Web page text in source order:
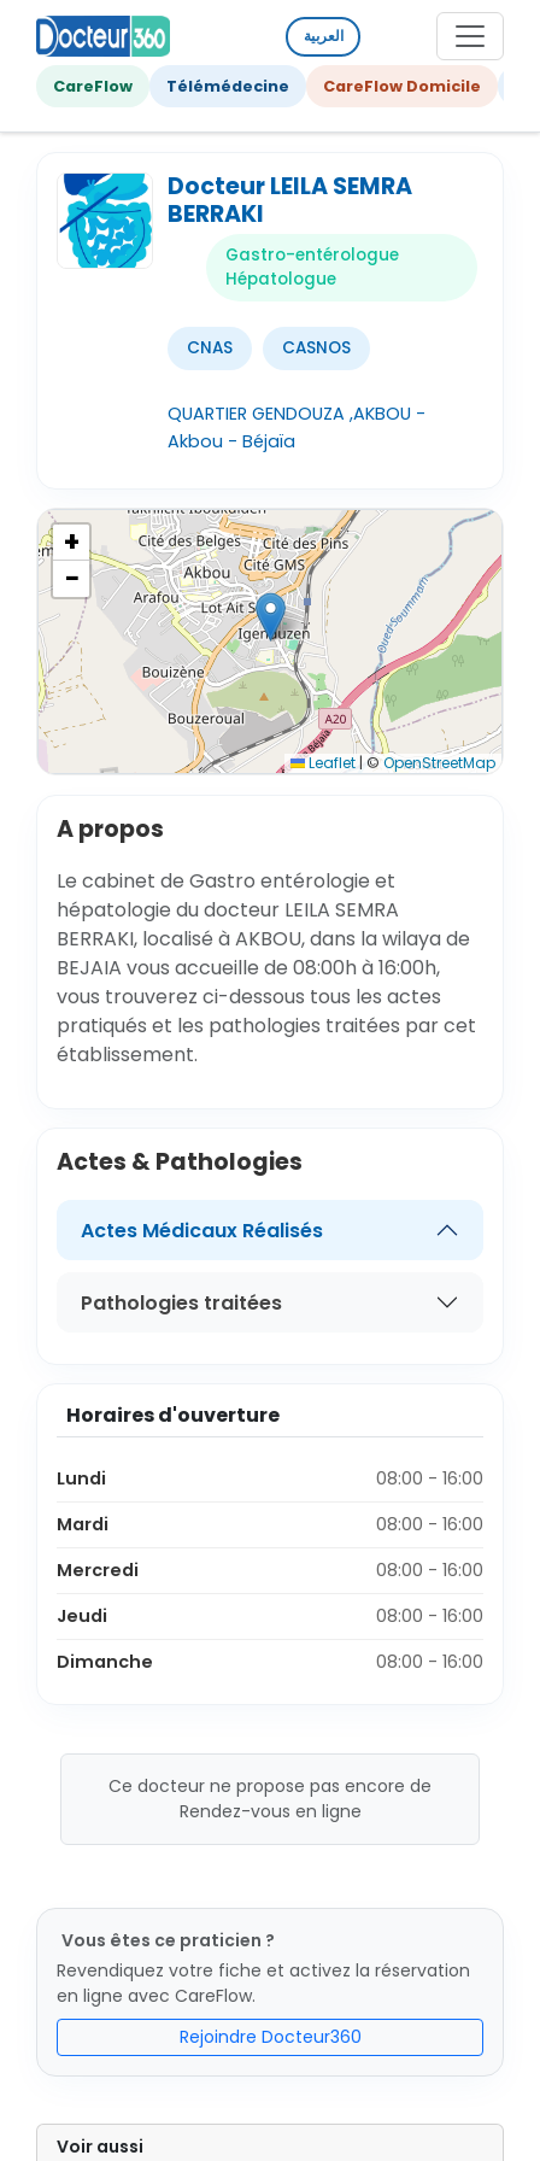
العربية
CareFlow Télémédecine CareFlow Domicile
Docteur LEILA SEMRA
BERRAKI
Gastro-entérologue
Hépatologue
CNAS CASNOS
QUARTIER GENDOUZA ,AKBOU -
Akbou - Béjaïa
+
−
Leaflet| ©OpenStreetMap
A propos
Le cabinet de Gastro entérologie et
hépatologie du docteur LEILA SEMRA
BERRAKI, localisé à AKBOU, dans la wilaya de
BEJAIA vous accueille de 08:00h à 16:00h,
vous trouverez ci-dessous tous les actes
pratiqués et les pathologies traitées par cet
établissement.
Actes & Pathologies
Actes Médicaux Réalisés
Pathologies traitées
Horaires d'ouverture
Lundi
08:00 - 16:00
Mardi
08:00 - 16:00
Mercredi
08:00 - 16:00
Jeudi
08:00 - 16:00
Dimanche
08:00 - 16:00
Ce docteur ne propose pas encore de
Rendez-vous en ligne
Vous êtes ce praticien ?
Revendiquez votre fiche et activez la réservation
en ligne avec CareFlow.
Rejoindre Docteur360
Voir aussi